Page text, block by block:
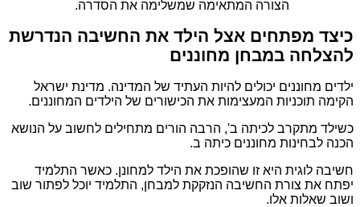
הצורה המתאימה שמשלימה את הסדרה.
כיצד מפתחים אצל הילד את החשיבה הנדרשת
להצלחה במבחן מחוננים
ילדים מחוננים יכולים להיות העתיד של המדינה. מדינת ישראל
הקימה תוכניות המעצימות את הכישורים של הילדים המחוננים.
כשילד מתקרב לכיתה ב', הרבה הורים מתחילים לחשוב על הנושא
הכנה לבחינות מחוננים כיתה ב.
חשיבה לוגית היא זו שהופכת את הילד למחונן. כאשר התלמיד
יפתח את צורת החשיבה הנזקקת למבחן, התלמיד יוכל לפתור שוב
ושוב שאלות אלו.